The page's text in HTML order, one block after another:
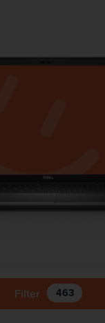
i7 12de gen.
Filter 463Actieve